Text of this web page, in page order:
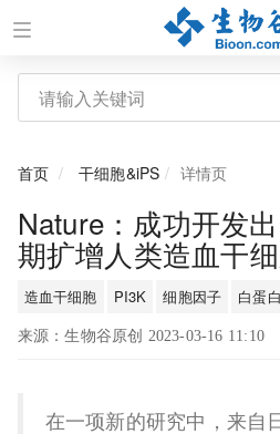
首页 干细胞&iPS 详情页
Nature：成功开发
期扩增人类造血干
造血干细胞 PI3K 细胞因子 白蛋白
来源：生物谷原创 2023-03-16 11:10
在一项新的研究中，来自